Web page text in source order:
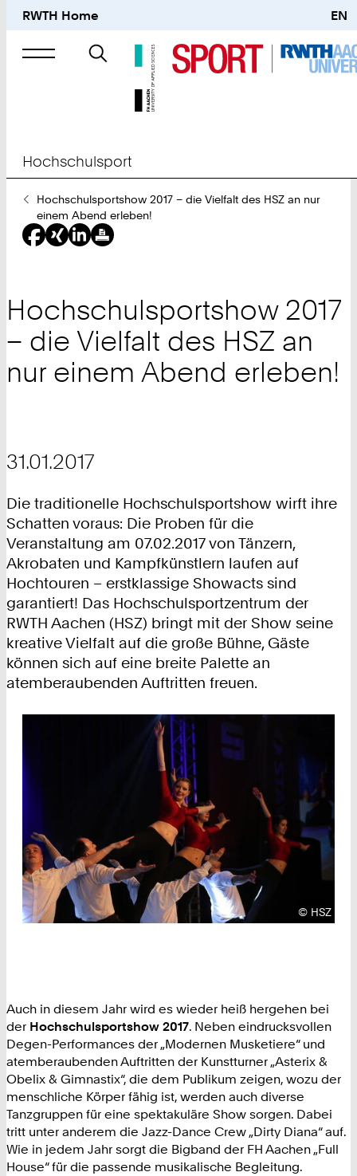
RWTH Home EN
Suche
nach
Hochschulsport
Sie
sind
hier:
Hochschulsportshow 2017 – die Vielfalt des HSZ an nur
einem Abend erleben!
Hochschulsportshow 2017
– die Vielfalt des HSZ an
nur einem Abend erleben!
31.01.2017
Die traditionelle Hochschulsportshow wirft ihre
Schatten voraus: Die Proben für die
Veranstaltung am 07.02.2017 von Tänzern,
Akrobaten und Kampfkünstlern laufen auf
Hochtouren – erstklassige Showacts sind
garantiert! Das Hochschulsportzentrum der
RWTH Aachen (HSZ) bringt mit der Show seine
kreative Vielfalt auf die große Bühne, Gäste
können sich auf eine breite Palette an
atemberaubenden Auftritten freuen.
© HSZ
Auch in diesem Jahr wird es wieder heiß hergehen bei
der Hochschulsportshow 2017. Neben eindrucksvollen
Degen-Performances der „Modernen Musketiere“ und
atemberaubenden Auftritten der Kunstturner „Asterix &
Obelix & Gimnastix“, die dem Publikum zeigen, wozu der
menschliche Körper fähig ist, werden auch diverse
Tanzgruppen für eine spektakuläre Show sorgen. Dabei
tritt unter anderem die Jazz-Dance Crew „Dirty Diana“ auf.
Wie in jedem Jahr sorgt die Bigband der FH Aachen „Full
House“ für die passende musikalische Begleitung.